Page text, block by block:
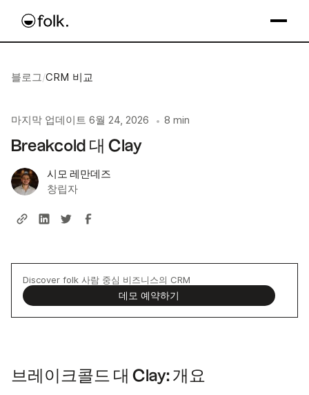
블로그/CRM 비교
마지막 업데이트 6월 24, 2026 • 8 min
Breakcold 대 Clay
시모 레만데즈
창립자
Discover folk 사람 중심 비즈니스의 CRM
데모 예약하기
브레이크콜드 대 Clay: 개요